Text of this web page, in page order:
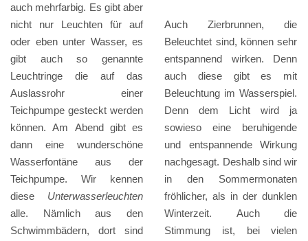
auch mehrfarbig. Es gibt aber
nicht nur Leuchten für auf
oder eben unter Wasser, es
gibt auch so genannte
Leuchtringe die auf das
Auslassrohr einer
Teichpumpe gesteckt werden
können. Am Abend gibt es
dann eine wunderschöne
Wasserfontäne aus der
Teichpumpe. Wir kennen
diese Unterwasserleuchten
alle. Nämlich aus den
Schwimmbädern, dort sind
Auch Zierbrunnen, die
Beleuchtet sind, können sehr
entspannend wirken. Denn
auch diese gibt es mit
Beleuchtung im Wasserspiel.
Denn dem Licht wird ja
sowieso eine beruhigende
und entspannende Wirkung
nachgesagt. Deshalb sind wir
in den Sommermonaten
fröhlicher, als in der dunklen
Winterzeit. Auch die
Stimmung ist, bei vielen